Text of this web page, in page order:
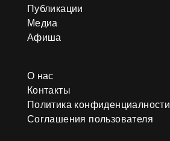
Публикации
Медиа
Афиша
О нас
Контакты
Политика конфиденциалности
Соглашения пользователя